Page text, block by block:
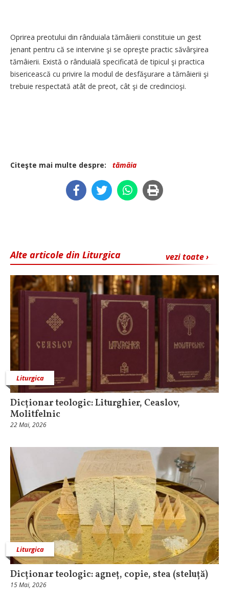
Oprirea preotului din rânduiala tămâierii constituie un gest
jenant pentru că se intervine şi se opreşte practic săvârşirea
tămâierii. Există o rânduială specificată de tipicul şi practica
bisericească cu privire la modul de desfăşurare a tămâierii şi
trebuie respectată atât de preot, cât şi de credincioşi.
Citeşte mai multe despre: tămâia
vezi toate ›
Alte articole din Liturgica
Liturgica
Dicționar teologic: Liturghier, Ceaslov,
Molitfelnic
22 Mai, 2026
Liturgica
Dicționar teologic: agneț, copie, stea (steluță)
15 Mai, 2026